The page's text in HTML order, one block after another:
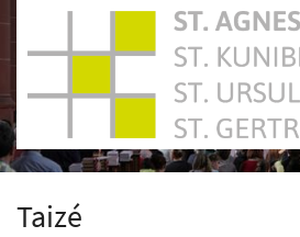
Zum Inhalt springen
Taizé